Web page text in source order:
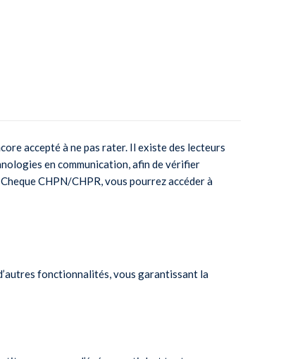
accepté à ne pas rater. Il existe des lecteurs
en communication, afin de vérifier
CHPN/CHPR, vous pourrez accéder à
fonctionnalités, vous garantissant la